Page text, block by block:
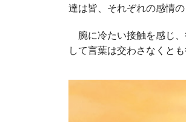
達は皆、それぞれの感情
腕に冷たい接触を感じ
して言葉は交わさなくと